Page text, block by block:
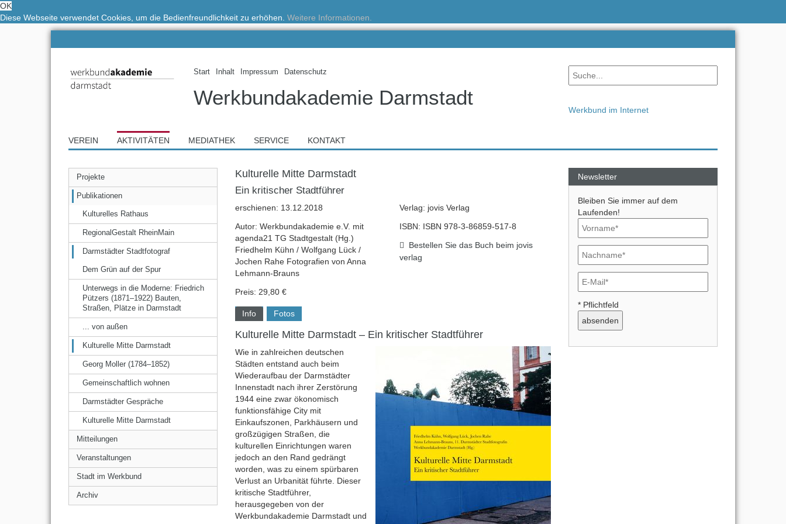
OK
Diese Webseite verwendet Cookies, um die Bedienfreundlichkeit zu erhöhen. Weitere Informationen.
Start Inhalt Impressum Datenschutz
Werkbundakademie Darmstadt
Werkbund im Internet
VEREIN AKTIVITÄTEN MEDIATHEK SERVICE KONTAKT
Projekte
Publikationen
Kulturelles Rathaus
RegionalGestalt RheinMain
Darmstädter Stadtfotograf
Dem Grün auf der Spur
Unterwegs in die Moderne: Friedrich
Pützers (1871–1922) Bauten,
Straßen, Plätze in Darmstadt
... von außen
Kulturelle Mitte Darmstadt
Georg Moller (1784–1852)
Gemeinschaftlich wohnen
Darmstädter Gespräche
Kulturelle Mitte Darmstadt
Mitteilungen
Veranstaltungen
Stadt im Werkbund
Archiv
Kulturelle Mitte Darmstadt
Ein kritischer Stadtführer
erschienen: 13.12.2018
Autor: Werkbundakademie e.V. mit
agenda21 TG Stadtgestalt (Hg.)
Friedhelm Kühn / Wolfgang Lück /
Jochen Rahe Fotografien von Anna
Lehmann-Brauns
Preis: 29,80 €
Verlag: jovis Verlag
ISBN: ISBN 978-3-86859-517-8
Bestellen Sie das Buch beim jovis
verlag
Info Fotos
Kulturelle Mitte Darmstadt – Ein kritischer Stadtführer
Wie in zahlreichen deutschen
Städten entstand auch beim
Wiederaufbau der Darmstädter
Innenstadt nach ihrer Zerstörung
1944 eine zwar ökonomisch
funktionsfähige City mit
Einkaufszonen, Parkhäusern und
großzügigen Straßen, die
kulturellen Einrichtungen waren
jedoch an den Rand gedrängt
worden, was zu einem spürbaren
Verlust an Urbanität führte. Dieser
kritische Stadtführer,
herausgegeben von der
Werkbundakademie Darmstadt und
Newsletter
Bleiben Sie immer auf dem
Laufenden!
* Pflichtfeld